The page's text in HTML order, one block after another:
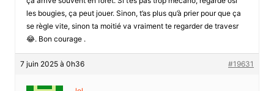
les bougies, ça peut jouer. Sinon, t’as plus qu’à prier pour que ça
se règle vite, sinon ta moitié va vraiment te regarder de travesr
😂. Bon courage .
7 juin 2025 à 0h36 #19631